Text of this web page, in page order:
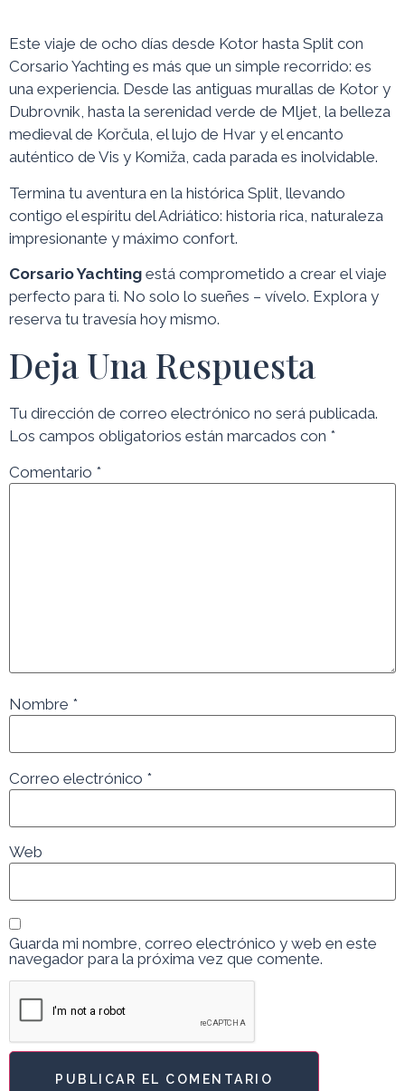
Este viaje de ocho días desde Kotor hasta Split con
Corsario Yachting es más que un simple recorrido: es
una experiencia. Desde las antiguas murallas de Kotor y
Dubrovnik, hasta la serenidad verde de Mljet, la belleza
medieval de Korčula, el lujo de Hvar y el encanto
auténtico de Vis y Komiža, cada parada es inolvidable.
Termina tu aventura en la histórica Split, llevando
contigo el espíritu del Adriático: historia rica, naturaleza
impresionante y máximo confort.
Corsario Yachting está comprometido a crear el viaje
perfecto para ti. No solo lo sueñes – vívelo. Explora y
reserva tu travesía hoy mismo.
Deja Una Respuesta
Tu dirección de correo electrónico no será publicada.
Los campos obligatorios están marcados con *
Comentario *
Nombre *
Correo electrónico *
Web
Guarda mi nombre, correo electrónico y web en este
navegador para la próxima vez que comente.